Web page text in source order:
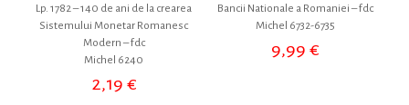
Lp. 1782 – 140 de ani de la crearea
Sistemului Monetar Romanesc
Modern – fdc
Michel 6240
2,19 €
Bancii Nationale a Romaniei – fdc
Michel 6732-6735
9,99 €